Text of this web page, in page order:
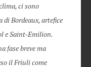
ci sono
Bordeaux, artefice
e Saint-Emilion.
fase breve ma
il Friuli come